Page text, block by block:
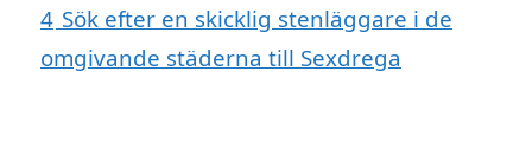
4 Sök efter en skicklig stenläggare i de
omgivande städerna till Sexdrega